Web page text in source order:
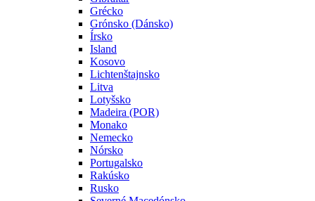
Grécko
Grónsko (Dánsko)
Írsko
Island
Kosovo
Lichtenštajnsko
Litva
Lotyšsko
Madeira (POR)
Monako
Nemecko
Nórsko
Portugalsko
Rakúsko
Rusko